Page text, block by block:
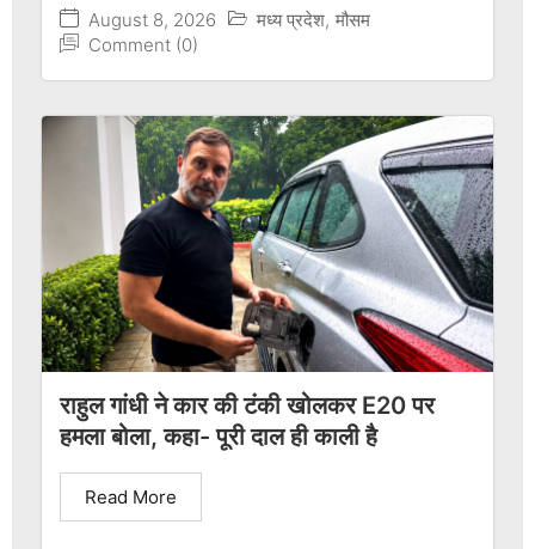
August 8, 2026 मध्य प्रदेश, मौसम
Comment (0)
राहुल गांधी ने कार की टंकी खोलकर E20 पर
हमला बोला, कहा- पूरी दाल ही काली है
Read More